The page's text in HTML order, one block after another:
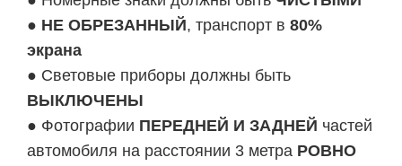
● НЕ ОБРЕЗАННЫЙ, транспорт в 80%
экрана
● Световые приборы должны быть
ВЫКЛЮЧЕНЫ
● Фотографии ПЕРЕДНЕЙ И ЗАДНЕЙ частей
автомобиля на расстоянии 3 метра РОВНО